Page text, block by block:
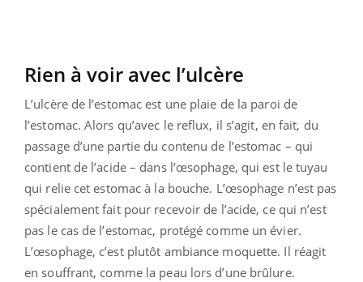
Rien à voir avec l’ulcère
L’ulcère de l’estomac est une plaie de la paroi de
l’estomac. Alors qu’avec le reflux, il s’agit, en fait, du
passage d’une partie du contenu de l’estomac – qui
contient de l’acide – dans l’œsophage, qui est le tuyau
qui relie cet estomac à la bouche. L’œsophage n’est pas
spécialement fait pour recevoir de l’acide, ce qui n’est
pas le cas de l’estomac, protégé comme un évier.
L’œsophage, c’est plutôt ambiance moquette. Il réagit
en souffrant, comme la peau lors d’une brûlure.